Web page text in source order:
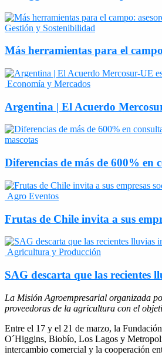
Gestión y Sostenibilidad
Más herramientas para el
Economía y Mercados
Argentina | El Acuerdo
mascotas
Diferencias de más de 600% en
Agro Eventos
Frutas de Chile invita a sus
Agricultura y Producción
SAG descarta que las
La Misión Agroempresarial organizada
proveedoras de la agricultura con el
Entre el 17 y el 21 de marzo, la
O´Higgins, Biobío, Los Lagos y
intercambio comercial y la cooperación